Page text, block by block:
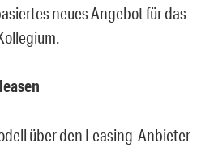
neues Angebot für das
über den Leasing-Anbieter